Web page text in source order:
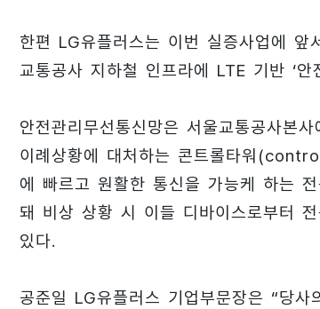
한편 LG유플러스는 이번 실증사업에
교통공사 지하철 인프라에 LTE 기반 ‘
안전관리무선통신망은 서울교통공사본
이례상황에 대처하는 콘트롤타워
에 빠르고 원활한 통신을 가능케 하는
돼 비상 상황 시 이들 디바이스로부터
있다.
공준일 LG유플러스 기업부문장은 “당